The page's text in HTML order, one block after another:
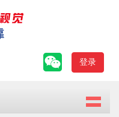
登录